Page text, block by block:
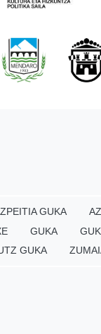
GUKA
GUKA
GUKA